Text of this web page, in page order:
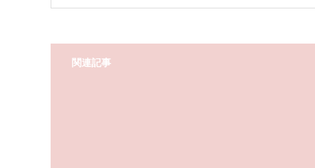
関連記事